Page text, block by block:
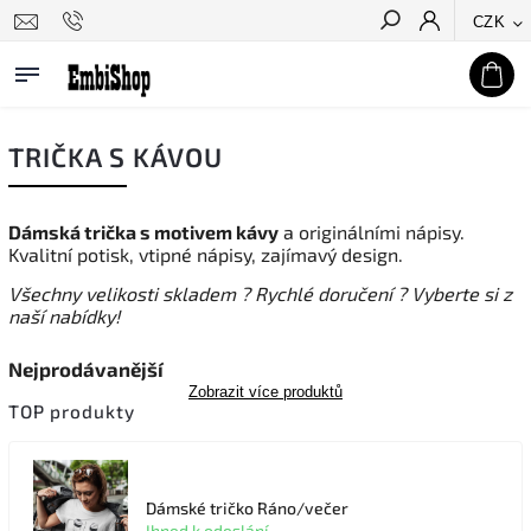
CZK
Hledat
TRIČKA S KÁVOU
Dámská trička s motivem kávy a originálními nápisy.
Kvalitní potisk, vtipné nápisy, zajímavý design.
Všechny velikosti skladem ? Rychlé doručení ? Vyberte si z
naší nabídky!
Nejprodávanější
Zobrazit více produktů
TOP produkty
Dámské tričko Ráno/večer